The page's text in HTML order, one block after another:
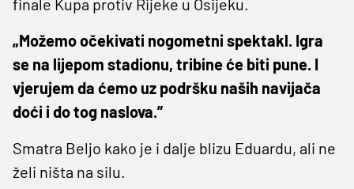
finale Kupa protiv Rijeke u Osijeku.
„Možemo očekivati nogometni spektakl. Igra
se na lijepom stadionu, tribine će biti pune. I
vjerujem da ćemo uz podršku naših navijača
doći i do tog naslova.”
Smatra Beljo kako je i dalje blizu Eduardu, ali ne
želi ništa na silu.